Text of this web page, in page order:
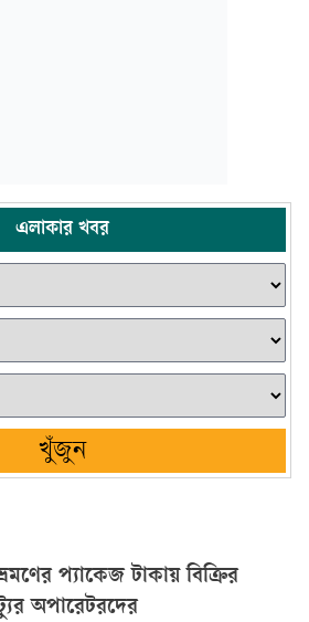
এলাকার খবর
খুঁজুন
প্যাকেজ টাকায় বিক্রির
অপারেটরদের